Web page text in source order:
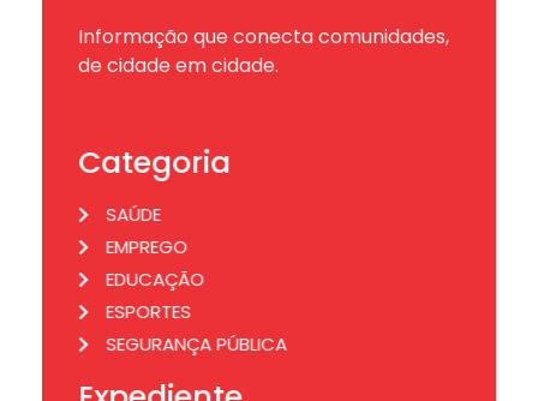
Informação que conecta comunidades,
de cidade em cidade.
Categoria
SAÚDE
EMPREGO
EDUCAÇÃO
ESPORTES
SEGURANÇA PÚBLICA